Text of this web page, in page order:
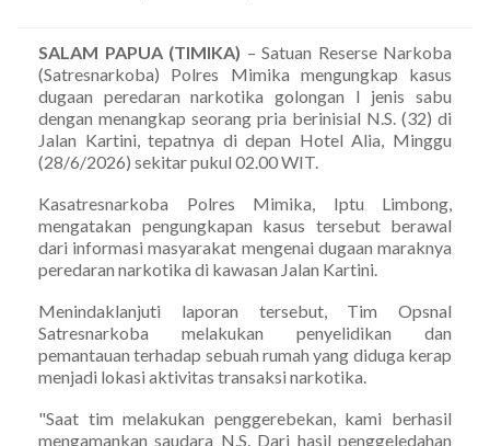
SALAM PAPUA (TIMIKA) – Satuan Reserse Narkoba
(Satresnarkoba) Polres Mimika mengungkap kasus
dugaan peredaran narkotika golongan I jenis sabu
dengan menangkap seorang pria berinisial N.S. (32) di
Jalan Kartini, tepatnya di depan Hotel Alia, Minggu
(28/6/2026) sekitar pukul 02.00 WIT.
Kasatresnarkoba Polres Mimika, Iptu Limbong,
mengatakan pengungkapan kasus tersebut berawal
dari informasi masyarakat mengenai dugaan maraknya
peredaran narkotika di kawasan Jalan Kartini.
Menindaklanjuti laporan tersebut, Tim Opsnal
Satresnarkoba melakukan penyelidikan dan
pemantauan terhadap sebuah rumah yang diduga kerap
menjadi lokasi aktivitas transaksi narkotika.
"Saat tim melakukan penggerebekan, kami berhasil
mengamankan saudara N.S. Dari hasil penggeledahan